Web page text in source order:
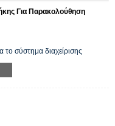
Για Παρακολούθηση
το σύστημα διαχείρισης
και τον αναγνώστη για την
Ο κύριος σκοπός του